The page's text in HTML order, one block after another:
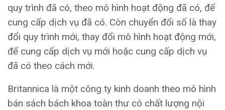
quy trình đã có, theo mô hình hoạt động đã có, để
cung cấp dịch vụ đã có. Còn chuyển đổi số là thay
đổi quy trình mới, thay đổi mô hình hoạt động mới,
để cung cấp dịch vụ mới hoặc cung cấp dịch vụ
đã có theo cách mới.
Britannica là một công ty kinh doanh theo mô hình
bán sách bách khoa toàn thư có chất lượng nội